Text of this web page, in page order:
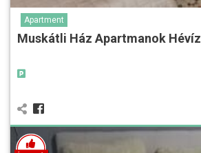
Apartment
Muskátli Ház Apartmanok Hévíz